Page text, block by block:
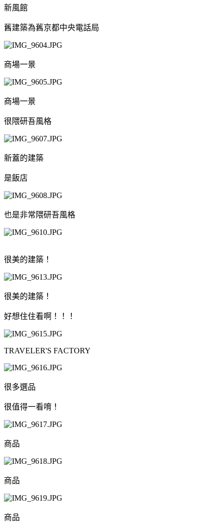
新風館
舊建築為舊京都中央電話局
商場一景
商場一景
很隈研吾風格
新蓋的建築
是飯店
也是非常隈研吾風格
很美的建築！
很美的建築！
好想住住看啊！！！
TRAVELER'S FACTORY
很多選品
很值得一看唷！
商品
商品
商品